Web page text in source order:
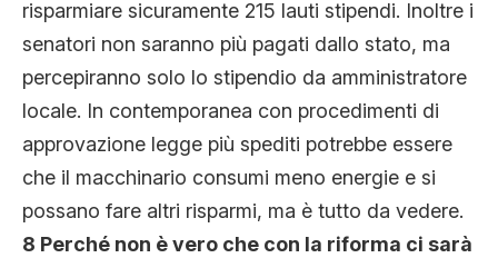
risparmiare sicuramente 215 lauti stipendi. Inoltre i
senatori non saranno più pagati dallo stato, ma
percepiranno solo lo stipendio da amministratore
locale. In contemporanea con procedimenti di
approvazione legge più spediti potrebbe essere
che il macchinario consumi meno energie e si
possano fare altri risparmi, ma è tutto da vedere.
8 Perché non è vero che con la riforma ci sarà